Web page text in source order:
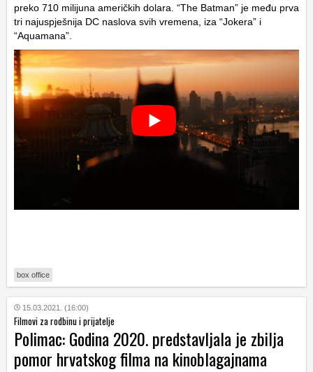
preko 710 milijuna američkih dolara. “The Batman” je među prva
tri najuspješnija DC naslova svih vremena, iza “Jokera” i
“Aquamana”.
box office
15.03.2021. (16:00)
Filmovi za rodbinu i prijatelje
Polimac: Godina 2020. predstavljala je zbilja
pomor hrvatskog filma na kinoblagajnama